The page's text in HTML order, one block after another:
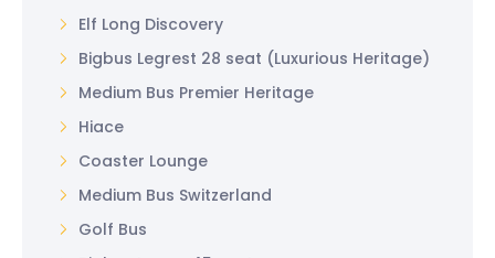
Elf Long Discovery
Bigbus Legrest 28 seat (Luxurious Heritage)
Medium Bus Premier Heritage
Hiace
Coaster Lounge
Medium Bus Switzerland
Golf Bus